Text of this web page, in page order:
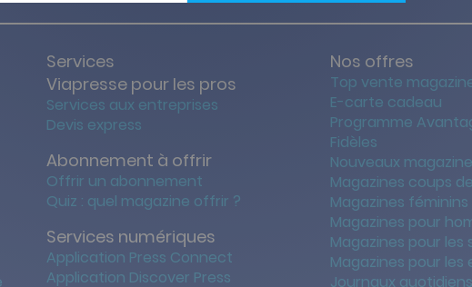
Services
Viapresse pour les pros
Services aux entreprises
Devis express
Abonnement à offrir
Offrir un abonnement
Quiz : quel magazine offrir ?
Services numériques
Application Press Connect
Application Discover Press
Nos offres
Top vente
E-carte cadeau
Programme
Fidèles
Nouveaux
Magazines coups
Magazines féminins
Magazines pour
Magazines pour les
Magazines pour les
Journaux quotidiens